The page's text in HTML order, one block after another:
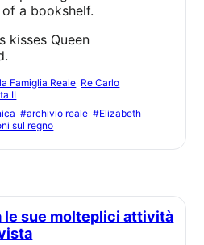
Famiglia Reale Re Carlo
II
#archivio reale #Elizabeth
sul regno